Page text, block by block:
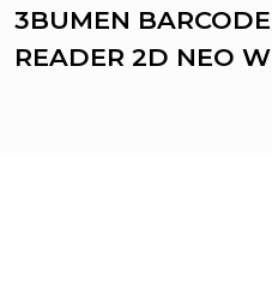
3BUMEN BARCODE
READER 2D NEO W